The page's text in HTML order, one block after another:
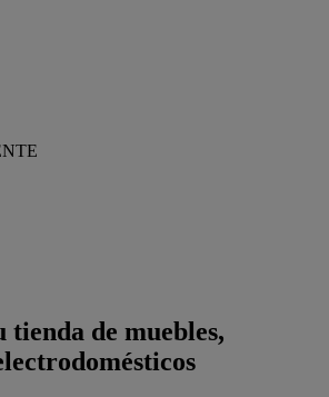
tienda de muebles,